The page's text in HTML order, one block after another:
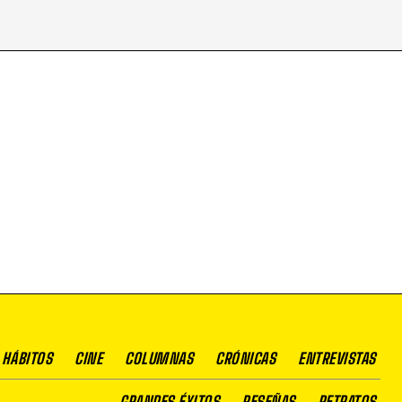
CINE COLUMNAS CRÓNICAS ENTREVISTAS